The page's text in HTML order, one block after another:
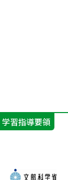
学習指導要領